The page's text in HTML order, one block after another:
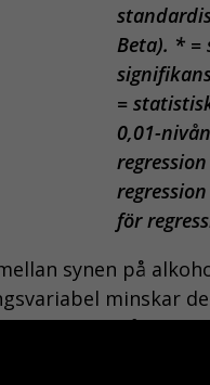
Beta). * =
=
0,01-
för
synen på
minskar
på
är